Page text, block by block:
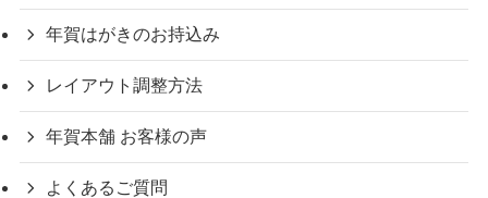
年賀はがきのお持込み
レイアウト調整方法
年賀本舗 お客様の声
よくあるご質問